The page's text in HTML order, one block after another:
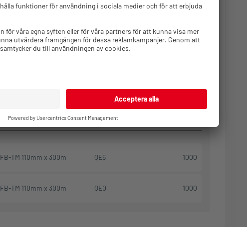
1000
Logga in för
1000
Logga in för
prisinformation
Färgbandet
Programvara
Artikel
Förpackningsenhet
FB-TM 110mm x 300m QE6 1000
FB-TM 110mm x 300m QE0 1000